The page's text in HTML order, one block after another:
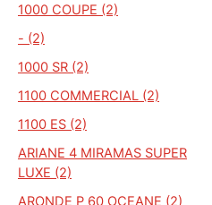
1000 COUPE (2)
- (2)
1000 SR (2)
1100 COMMERCIAL (2)
1100 ES (2)
ARIANE 4 MIRAMAS SUPER
LUXE (2)
ARONDE P 60 OCEANE (2)